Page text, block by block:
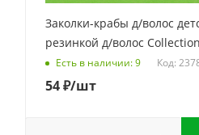
Заколки-крабы д/волос
резинкой д/волос
Есть в наличии: 9 Код:
54₽/шт